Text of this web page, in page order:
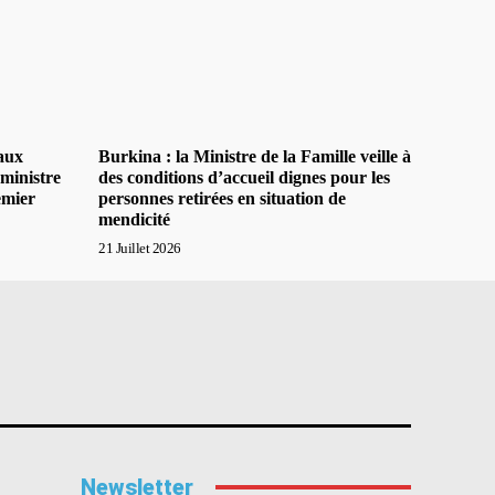
Burkina : la Ministre de la Famille veille à
des conditions d’accueil dignes pour les
personnes retirées en situation de
mendicité
21 Juillet 2026
Newsletter